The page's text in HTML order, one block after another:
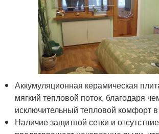
Аккумуляционная керамическая
мягкий тепловой поток, благодаря
исключительный тепловой комфорт
Наличие защитной сетки и